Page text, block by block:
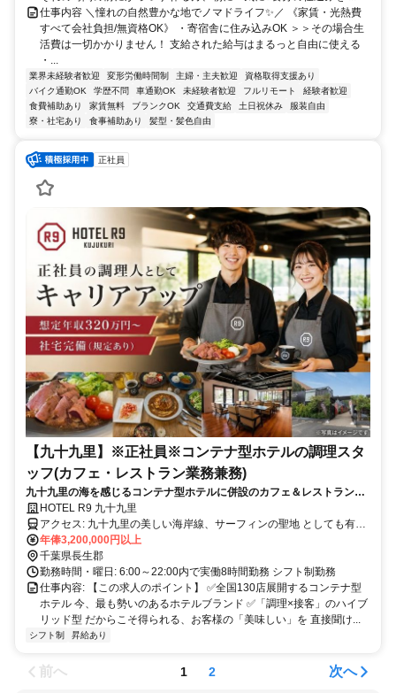
仕事内容 ＼憧れの自然豊かな地でノマドライフ✨／ 《家賃・光熱費
すべて会社負担/無資格OK》 ・寄宿舎に住み込みOK ＞＞その場合生
活費は一切かかりません！ 支給された給与はまるっと自由に使える
・...
業界未経験者歓迎 変形労働時間制 主婦・主夫歓迎
資格取得支援あり
バイク通勤OK
学歴不問 車通勤OK 未経験者歓迎 フルリモート
経験者歓迎
食費補助あり
家賃無料 ブランクOK 交通費支給 土日祝休み
服装自由
寮・社宅あり
食事補助あり 髪型・髪色自由
正社員
【九十九里】※正社員※コンテナ型ホテルの調理スタ
ッフ(カフェ・レストラン業務兼務)
九十九里の海を感じるコンテナ型ホテルに併設のカフェ＆レストラン
で、あなたの調理経験を活かしませんか?
HOTEL R9 九十九里
アクセス: 九十九里の美しい海岸線、サーフィンの聖地 としても有名
な一宮町エリアです。 電車：JR外房線 上総一ノ宮駅よりタクシーで
10分 自動車：東金九十九里有料道路 真亀ICより13分 ※駐車場完備
(車・バイク通勤OK)
年俸3,200,000円以上
千葉県長生郡
勤務時間・曜日: 6:00～22:00内で実働8時間勤務 シフト制勤務
仕事内容: 【この求人のポイント】 ✅全国130店展開するコンテナ型
ホテル 今、最も勢いのあるホテルブランド ✅「調理×接客」のハイブ
リッド型 だからこそ得られる、お客様の「美味しい」を 直接聞け...
シフト制 昇給あり
前へ 1 2 次へ